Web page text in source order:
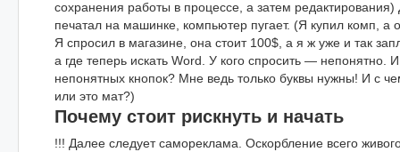
сохранения работы в процессе, а затем редактирования)
печатал на машинке, компьютер пугает. (Я купил комп, а
Я спросил в магазине, она стоит 100$, а я ж уже и так
а где теперь искать Word. У кого спросить — непонятно. И
непонятных кнопок? Мне ведь только буквы нужны! И с
или это мат?)
Почему стоит рискнуть и начать
!!! Далее следует самореклама. Оскорбление всего